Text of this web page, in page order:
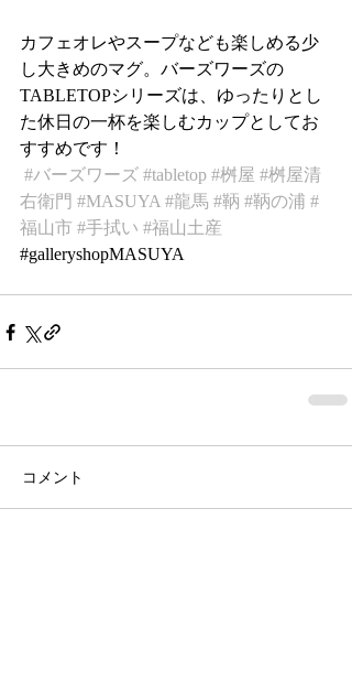
カフェオレやスープなども楽しめる少
し大きめのマグ。バーズワーズの
TABLETOPシリーズは、ゆったりとし
た休日の一杯を楽しむカップとしてお
すすめです！
#バーズワーズ #tabletop #桝屋 #桝屋清
右衛門 #MASUYA #龍馬 #鞆 #鞆の浦 #
福山市 #手拭い #福山土産
#galleryshopMASUYA
コメント